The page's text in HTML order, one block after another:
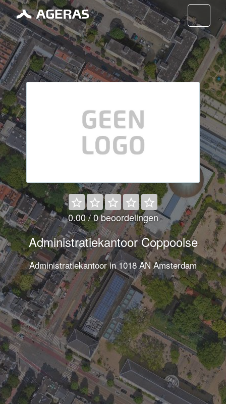
0.00 / 0 beoordelingen
Administratiekantoor Coppoolse
Administratiekantoor in 1018 AN Amsterdam